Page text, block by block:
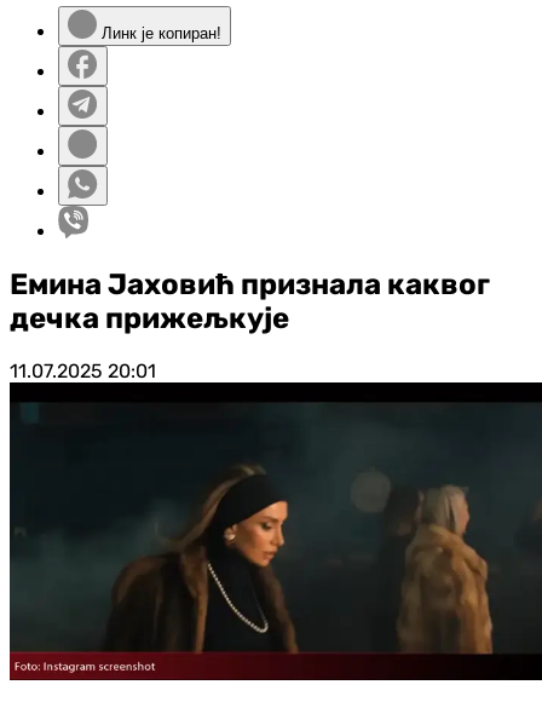
Линк је копиран!
Емина Јаховић признала каквог
дечка прижељкује
11.07.2025 20:01